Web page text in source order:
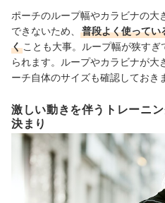
ポーチのループ幅やカラビナの大
できないため、
普段よく使ってい
く ことも大事。ループ幅が狭す
られます。ループやカラビナが大
ーチ自体のサイズも確認しておき
激しい動きを伴うトレーニ
決まり